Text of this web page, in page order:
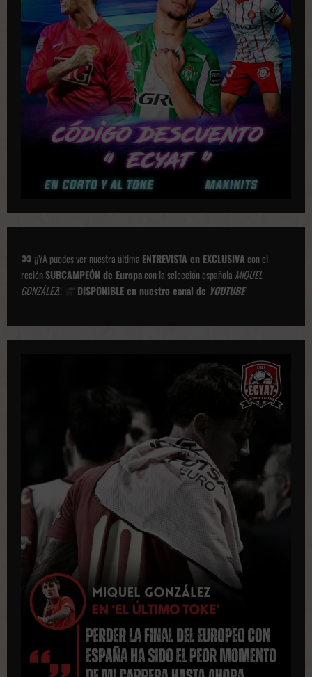
c
i
n
¡¡YA puedes ver nuestra última ENTREVISTA en EXCLUSIVAcon el
reciénSUBCAMPEÓN de Europacon la selección española MIQUEL
GONZÁLEZ!! DISPONIBLE en nuestro canal de YOUTUBE